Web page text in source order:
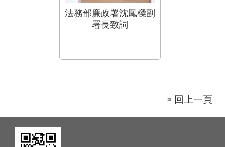
法務部廉政署沈鳳樑副
署長致詞
回上一頁